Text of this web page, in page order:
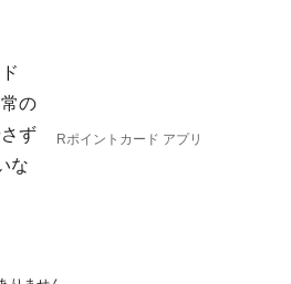
Rポイントカード アプリ
の
ず
な